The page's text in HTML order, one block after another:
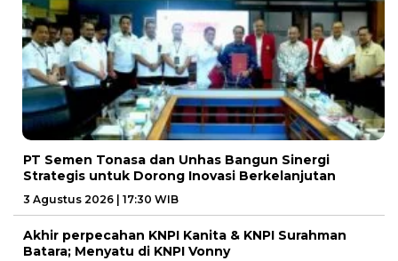
PT Semen Tonasa dan Unhas Bangun Sinergi
Strategis untuk Dorong Inovasi Berkelanjutan
3 Agustus 2026 | 17:30 WIB
Akhir perpecahan KNPI Kanita & KNPI Surahman
Batara; Menyatu di KNPI Vonny